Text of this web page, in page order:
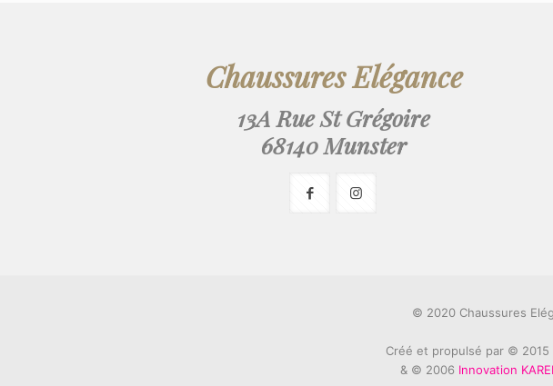
Chaussures Elégance
13A Rue St Grégoire
68140 Munster
© 2020 Chaussures
Créé et propulsé par © 2015
& © 2006 Innovation